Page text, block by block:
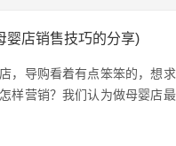
婴店销售技巧的分享)
，导购看着有点笨笨的，想
样营销？我们认为做母婴店